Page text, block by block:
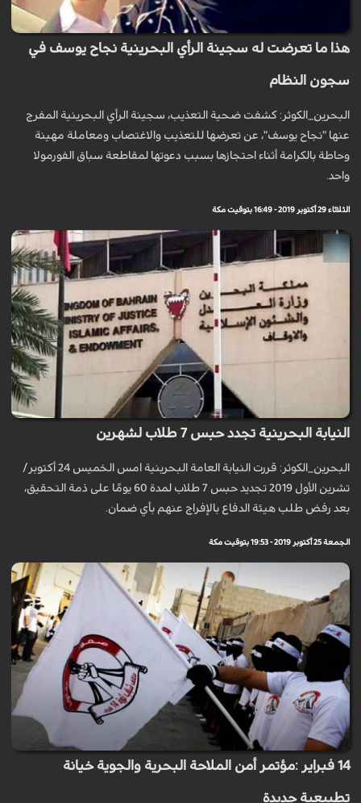
هذا ما تعرضت له سجينة الرأي البحرينية نجاح يوسف في
سجون النظام
البحرين_الكوثر: كشفت ضحية التعذيب، سجينة الرأي البحرينية المفرج
عنها "نجاح يوسف"، عن تعرضها للتعذيب والاغتصاب ومعاملة مهينة
وحاطة بالكرامة أثناء احتجازها بسبب دعوتها لمقاطعة سباق الفورمولا
واحد.
الثلاثاء 29 أكتوبر 2019 - 16:49 بتوقيت مكة
النيابة البحرينية تجدد حبس 7 طلاب لشهرين
البحرين_الكوثر: قررت النيابة العامة البحرينية امس الخميس 24 أكتوبر/
تشرين الأول 2019 تجديد حبس 7 طلاب لمدة 60 يومًا على ذمة التحقيق،
بعد رفض طلب هيئة الدفاع بالإفراج عنهم بأي ضمان.
الجمعة 25 أكتوبر 2019 - 19:53 بتوقيت مكة
14 فبراير :مؤتمر أمن الملاحة البحرية والجوية خيانة
تطبيعية جديدة